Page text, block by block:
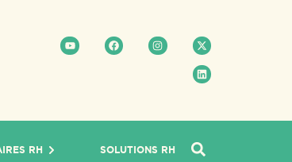
RH SOLUTIONS RH